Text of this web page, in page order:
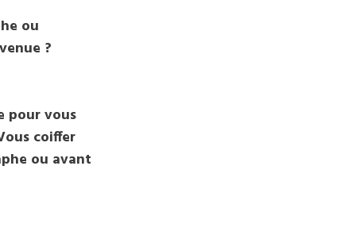
ou
?
pour vous
coiffer
ou avant